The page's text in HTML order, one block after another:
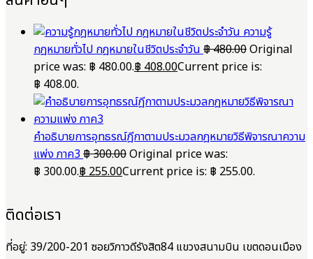
ความรู้
กฎหมายทั่วไป กฎหมายในชีวิตประจำวัน฿480.00Original
price was: ฿ 480.00.฿408.00Current price is:
฿ 408.00.
คำอธิบายการอุทธรณ์ฎีกาตามประมวลกฎหมายวิธีพิจารณาความ
แพ่ง ภาค3฿300.00Original price was:
฿ 300.00.฿255.00Current price is: ฿ 255.00.
ติดต่อเรา
ที่อยู่: 39/200-201 ซอยวิภาวดีรังสิต84 แขวงสนามบิน เขตดอนเมือง